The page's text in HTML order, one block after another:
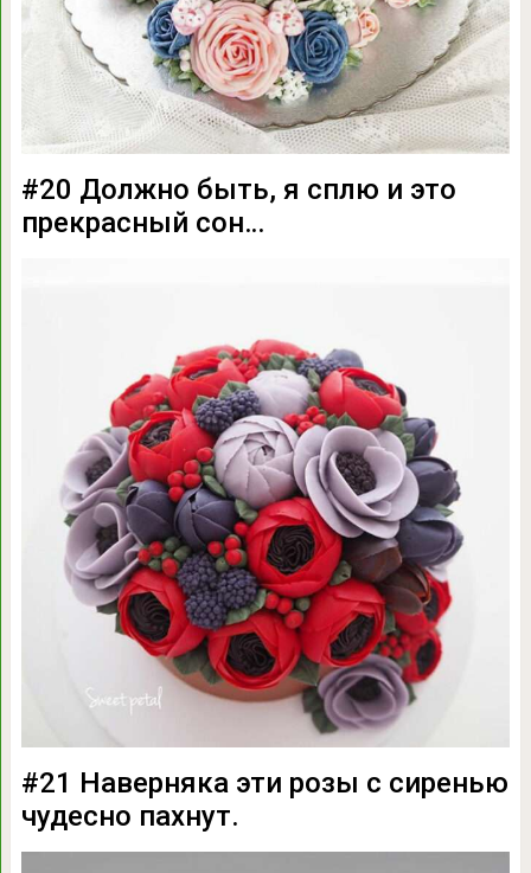
#20 Должно быть, я сплю и это
прекрасный сон…
#21 Наверняка эти розы с сиренью
чудесно пахнут.